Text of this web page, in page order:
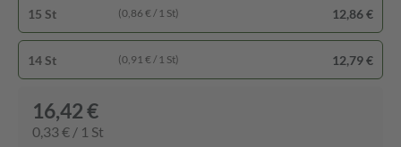
15 St (0,86 € / 1 St) 12,86 €
14 St (0,91 € / 1 St) 12,79 €
16,42 €
0,33 € / 1 St